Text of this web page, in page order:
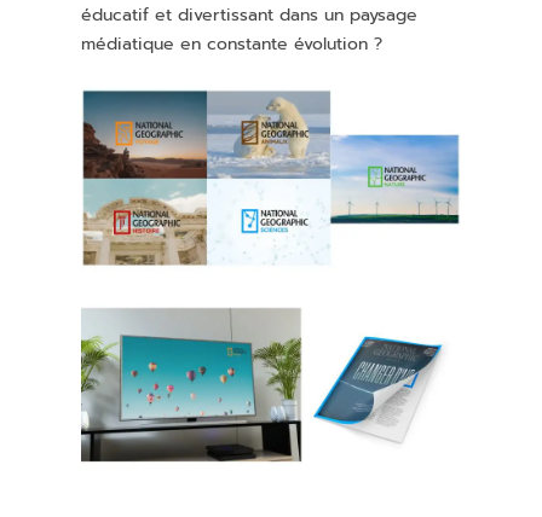
éducatif et divertissant dans un paysage
médiatique en constante évolution ?